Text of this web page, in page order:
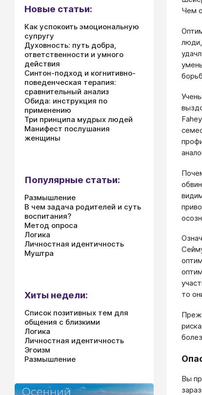
Чем
то
Вы
Новые статьи:
Как успокоить эмоциональную
супругу
Духовность: путь добра,
ответственности и умного
действия
Синтон-подход и когнитивно-
поведенческая терапия:
сравнительный анализ
Обида: инструкция по
применению
Три принципа мудрых людей
Манифест послушания
женщины
Популярные статьи:
Размышление
В чем задача родителей и суть
воспитания?
Метод опроса
Логика
Личностная идентичность
Муштра
Хиты недели:
Список позитивных тем для
общения с близкими
Логика
Личностная идентичность
Эгоизм
Размышление